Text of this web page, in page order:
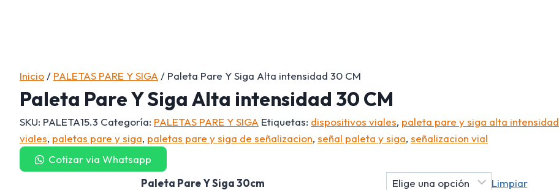
Inicio / PALETAS PARE Y SIGA / Paleta Pare Y Siga Alta intensidad 30 CM
Paleta Pare Y Siga Alta intensidad 30 CM
SKU: PALETA15.3 Categoría: PALETAS PARE Y SIGA Etiquetas: dispositivos viales, paleta pare y siga alta intensidad
viales, paletas pare y siga, paletas pare y siga de señalizacion, señal paleta y siga, señalizacion vial
Cotizar via Whatsapp
Paleta Pare Y Siga 30cm
Limpiar